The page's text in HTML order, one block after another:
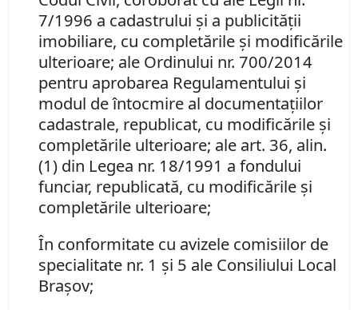
7/1996 a cadastrului şi a publicităţii
imobiliare, cu completările şi modificările
ulterioare; ale Ordinului nr. 700/2014
pentru aprobarea Regulamentului şi
modul de întocmire al documentaţiilor
cadastrale, republicat, cu modificările şi
completările ulterioare; ale art. 36, alin.
(1) din Legea nr. 18/1991 a fondului
funciar, republicată, cu modificările şi
completările ulterioare;
În conformitate cu avizele comisiilor de
specialitate nr. 1 şi 5 ale Consiliului Local
Braşov;